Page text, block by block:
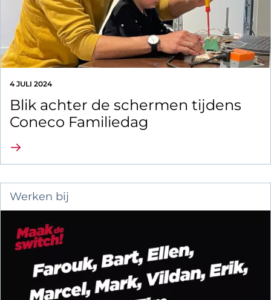
4 JULI 2024
Blik achter de schermen tijdens
Coneco Familiedag
Lees verder
Werken bij